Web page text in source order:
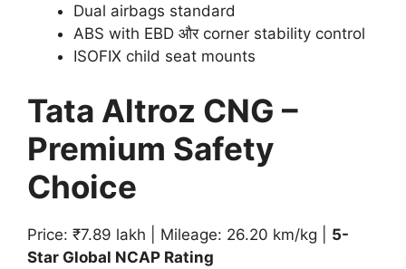
Dual airbags standard
ABS with EBD और corner stability control
ISOFIX child seat mounts
Tata Altroz CNG –
Premium Safety
Choice
Price: ₹7.89 lakh | Mileage: 26.20 km/kg | 5-
Star Global NCAP Rating